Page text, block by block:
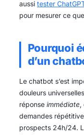
aussi tester
pour mesurer ce
Pourquoi
d’un
Le chatbot s’est
douleurs
réponse immédiate,
demandes
prospects 24h/24.